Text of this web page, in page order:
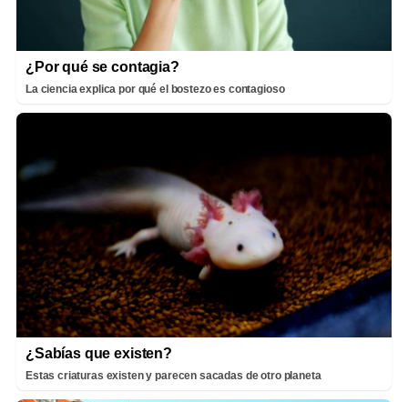
¿Por qué se contagia?
La ciencia explica por qué el bostezo es contagioso
¿Sabías que existen?
Estas criaturas existen y parecen sacadas de otro planeta